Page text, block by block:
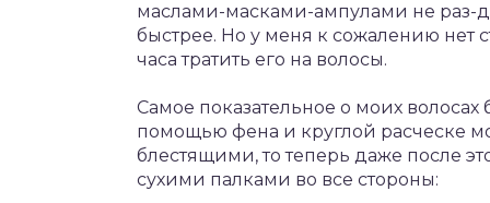
маслами-масками-ампулами не раз-
быстрее. Но у меня к сожалению нет
часа тратить его на волосы.
Самое показательное о моих
помощью фена и круглой расческе
блестящими, то теперь даже после
сухими палками во все стороны: